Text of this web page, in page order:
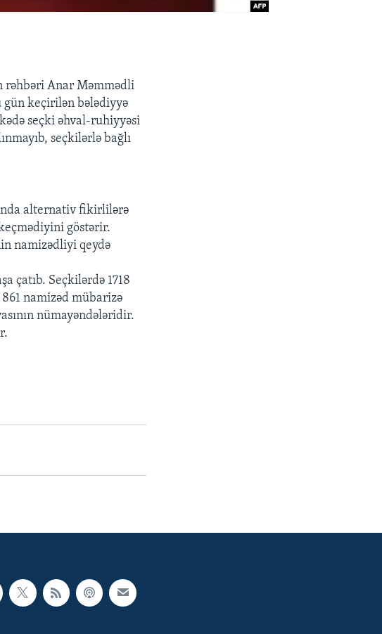
rəhbəri Anar Məmmədli
gün keçirilən bələdiyyə
seçki əhval-ruhiyyəsi
seçkilərlə bağlı
alternativ fikirlilərə
göstərir.
namizədliyi qeydə
çatıb. Seçkilərdə 1718
namizəd mübarizə
nümayəndələridir.